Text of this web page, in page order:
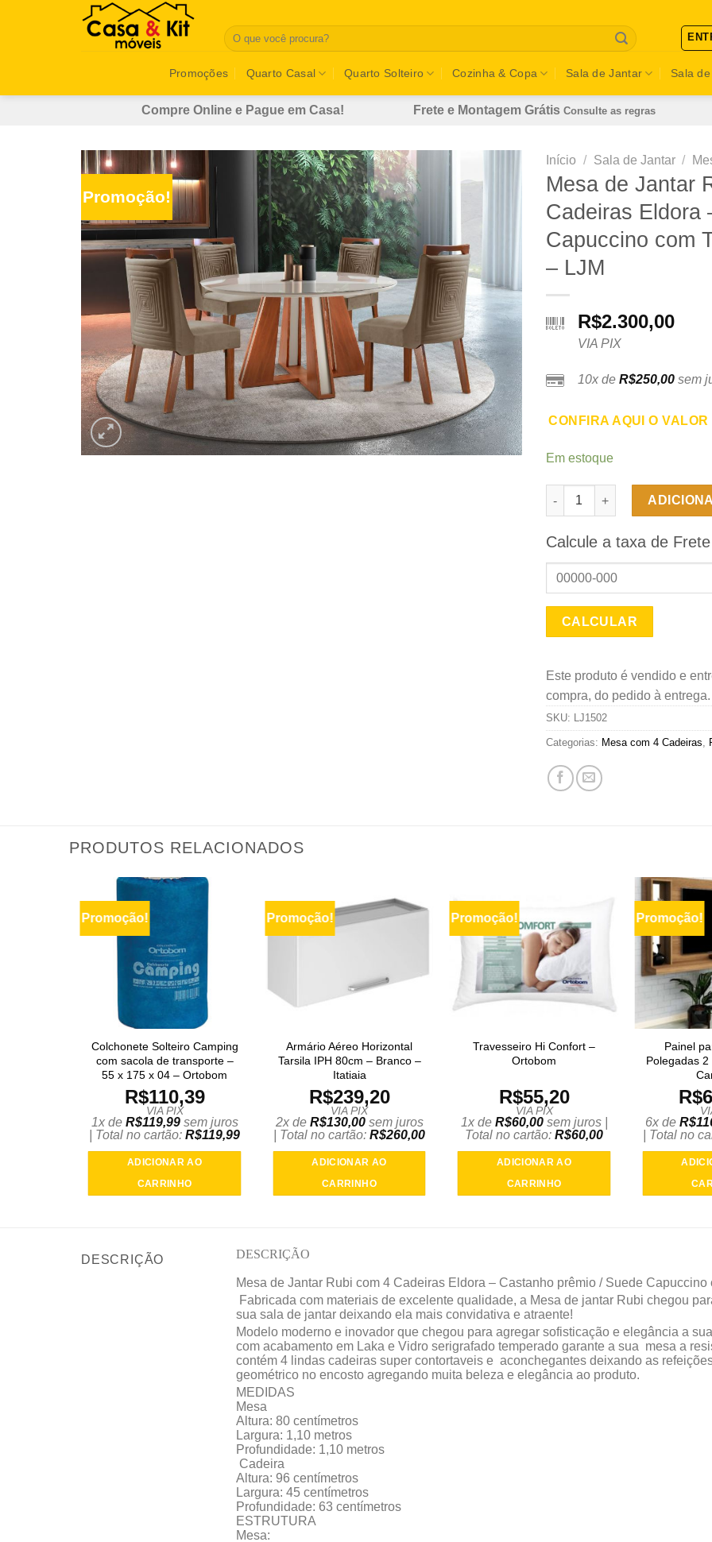
Pesquisar
por:
Promoções Quarto Casal Quarto Solteiro Cozinha & Copa Sala de Jantar Sala
Compre Online e Pague em Casa! Frete e Montagem Grátis Consulte as regras
Promoção!
Início / Sala de Jantar /
Mesa de Jantar
Cadeiras Eldora
Capuccino com
– LJM
R$2.300,00
VIA PIX
10x de R$250,00 sem
CONFIRA AQUI O
Em estoque
Mesa de Jantar Redonda
Calcule a taxa de
Este produto é vendido e
compra, do pedido à
SKU: LJ1502
Categorias: Mesa com 4 Cadeiras
PRODUTOS RELACIONADOS
Promoção!
Colchonete Solteiro Camping
com sacola de transporte –
55 x 175 x 04 – Ortobom
R$110,39
VIA PIX
1x de R$119,99sem juros
| Total no cartão: R$119,99
ADICIONAR AO
CARRINHO
Promoção!
Armário Aéreo Horizontal
Tarsila IPH 80cm – Branco –
Itatiaia
R$239,20
VIA PIX
2x de R$130,00sem juros
| Total no cartão: R$260,00
ADICIONAR AO
CARRINHO
Promoção!
Travesseiro Hi Confort –
Ortobom
R$55,20
VIA PIX
1x de R$60,00sem juros |
Total no cartão: R$60,00
ADICIONAR AO
CARRINHO
Promoção!
Painel
Polegadas 2
R$
6x de R$
| Total no
DESCRIÇÃO DESCRIÇÃO
Mesa de Jantar Rubi com 4 Cadeiras Eldora – Castanho prêmio / Suede
Fabricada com materiais de excelente qualidade, a Mesa de jantar Rubi chegou
sua sala de jantar deixando ela mais convidativa e atraente!
Modelo moderno e inovador que chegou para agregar sofisticação e elegância a
com acabamento em Laka e Vidro serigrafado temperado garante a sua mesa a
contém 4 lindas cadeiras super contortaveis e aconchegantes deixando as
geométrico no encosto agregando muita beleza e elegância ao produto.
MEDIDAS
Mesa
Altura: 80 centímetros
Largura: 1,10 metros
Profundidade: 1,10 metros
Cadeira
Altura: 96 centímetros
Largura: 45 centímetros
Profundidade: 63 centímetros
ESTRUTURA
Mesa: